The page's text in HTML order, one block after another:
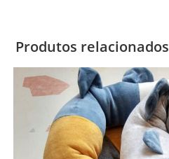
Produtos relacionados